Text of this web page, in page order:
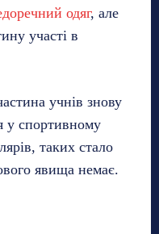
одяг, але
участі в
учнів знову
у спортивному
таких стало
явища немає.